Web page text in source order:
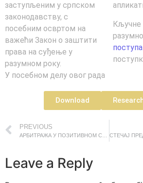
заступљеним у српском
законодавству, с
посебним освртом на
важећи Закон о заштити
права на суђење у
разумном року.
У посебном делу овог рада
Кључне
Download
PREVIOUS
АРБИТРАЖА У ПОЗИТИВНОМ СРПСКОМ СТЕЧАЈНОМ ЗАКОНОДАВСТВУ
Leave a Reply